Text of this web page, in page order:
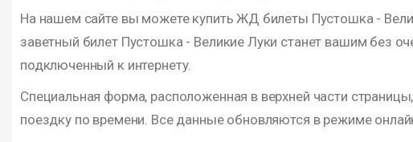
На нашем сайте вы можете купить ЖД билеты Пустошка -
заветный билет Пустошка - Великие Луки станет вашим без
подключенный к интернету.
Специальная форма, расположенная в верхней части
поездку по времени. Все данные обновляются в режиме